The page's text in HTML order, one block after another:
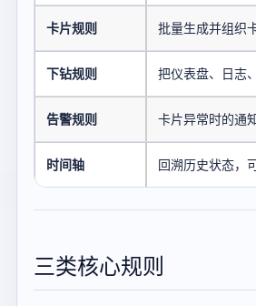
卡片规则 批量生成并组织
下钻规则 把仪表盘、日志
告警规则 卡片异常时的通
时间轴 回溯历史状态，
三类核心规则